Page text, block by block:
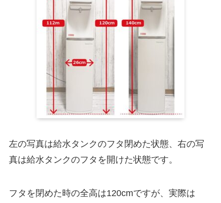
左の写真は給水タンクのフタ閉めた状態、右の写
真は給水タンクのフタを開けた状態です。
フタを閉めた時の全高は120cmですが、実際は